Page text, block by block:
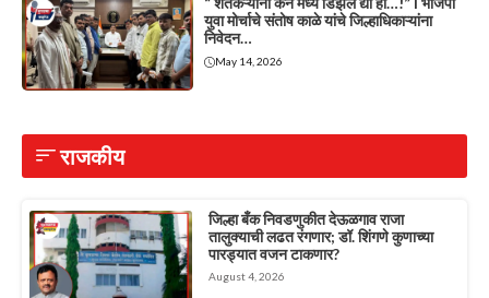
युवा मोर्चाचे संतोष काळे यांचे जिल्हाधिकाऱ्यांना
निवेदन…
May 14, 2026
राजकीय
जिल्हा बँक निवडणुकीत देऊळगाव राजा
तालुक्याची लढत रंगणार; डॉ. शिंगणे कुणाच्या
पारड्यात वजन टाकणार?
August 4, 2026